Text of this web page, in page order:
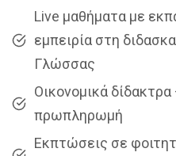
Live μαθήματα με
εμπειρία στη
Γλώσσας
Οικονομικά δίδακτρα
πρωπληρωμή
Εκπτώσεις σε